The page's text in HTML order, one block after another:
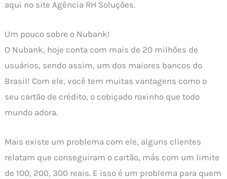
aqui no site Agência RH Soluções.
Um pouco sobre o Nubank!
O Nubank, hoje conta com mais de 20 milhões de
usuários, sendo assim, um dos maiores bancos do
Brasil! Com ele, você tem muitas vantagens como o
seu cartão de crédito, o cobiçado roxinho que todo
mundo adora.
Mais existe um problema com ele, alguns clientes
relatam que conseguiram o cartão, más com um limite
de 100, 200, 300 reais. E isso é um problema para quem